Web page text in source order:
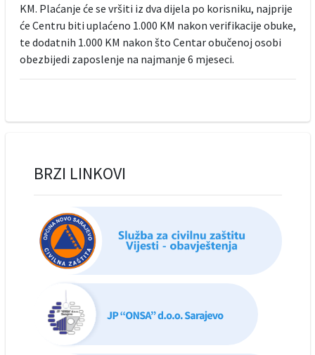
KM. Plaćanje će se vršiti iz dva dijela po korisniku, najprije
će Centru biti uplaćeno 1.000 KM nakon verifikacije obuke,
te dodatnih 1.000 KM nakon što Centar obučenoj osobi
obezbijedi zaposlenje na najmanje 6 mjeseci.
BRZI LINKOVI